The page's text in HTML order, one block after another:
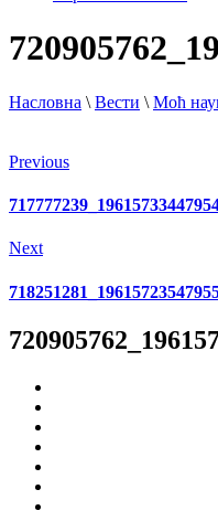
Насловна \ Вести \ Моћ
Previous
Next